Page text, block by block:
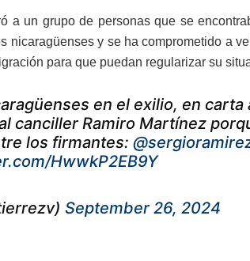
a un grupo de personas que se
nicaragüenses y se ha comprometido a
para que puedan regularizar su
en el exilio, en
canciller Ramiro Martínez
los firmantes:
HwwkP2EB9Y
September 26, 2024